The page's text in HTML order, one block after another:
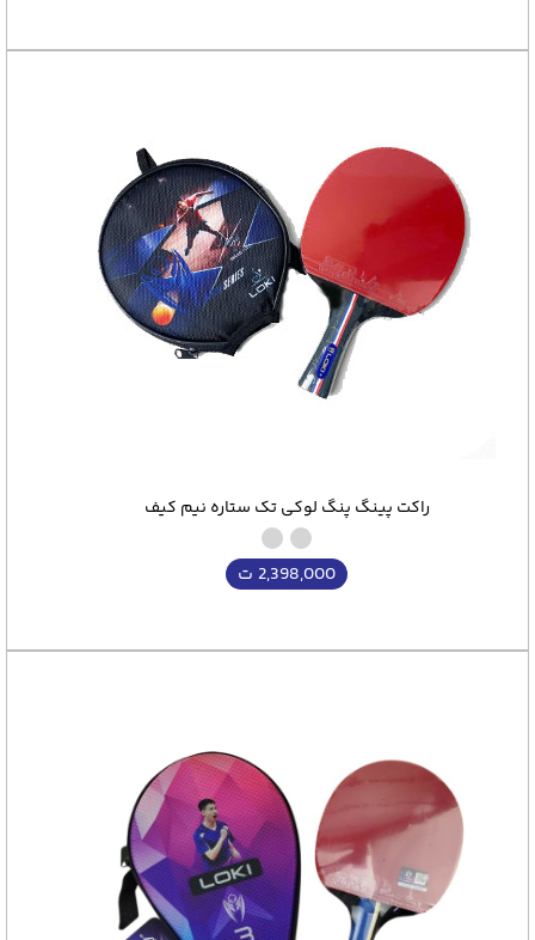
راکت پینگ پنگ لوکی تک ستاره نیم کیف
2,398,000 ت